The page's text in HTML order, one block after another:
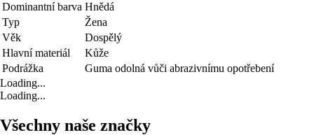
Dominantní barva Hnědá
Typ
Žena
Věk
Dospělý
Hlavní materiál
Kůže
Podrážka
Guma odolná vůči abrazivnímu opotřebení
Loading...
Loading...
Všechny naše značky